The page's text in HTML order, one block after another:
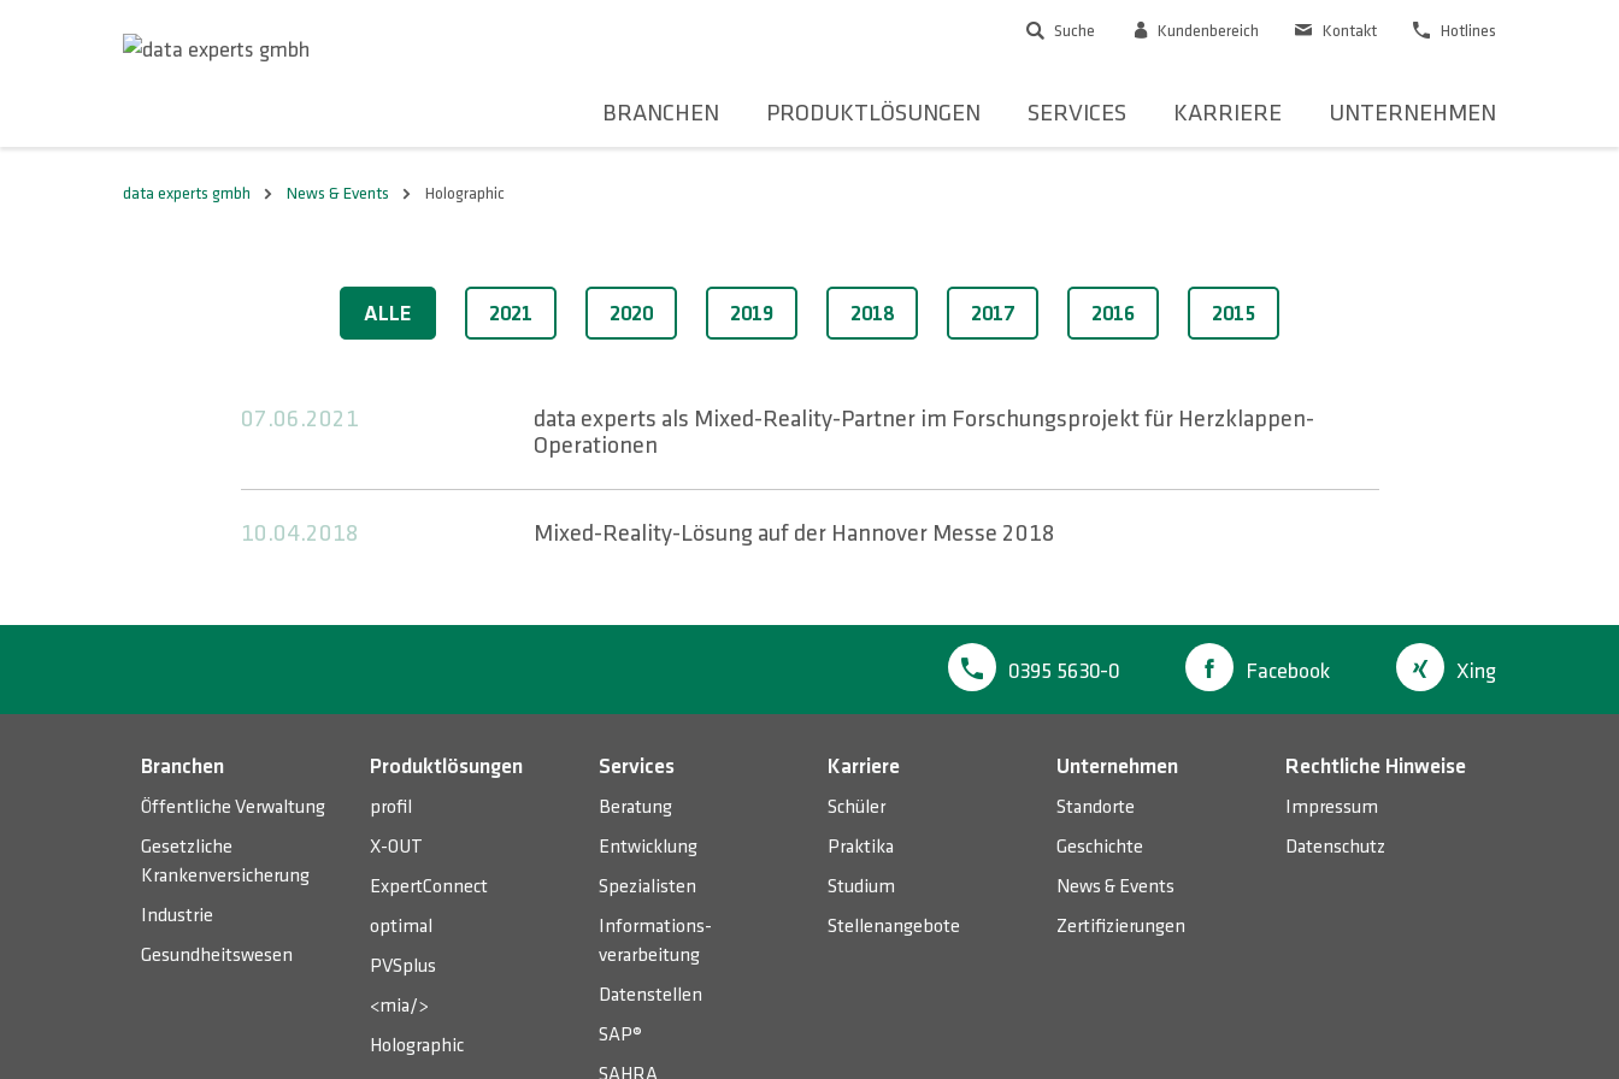
BRANCHEN PRODUKTLÖSUNGEN SERVICES KARRIERE UNTERNEHMEN
Kundenbereich Kontakt Hotlines
Suche
data experts gmbh News & Events Holographic
ALLE 2021 2020 2019 2018 2017 2016 2015
07.06.2021
data experts als Mixed-Reality-Partner im Forschungsprojekt für Herzklappen-
Operationen
10.04.2018 Mixed-Reality-Lösung auf der Hannover Messe 2018
0395 5630-0 Facebook Xing
Branchen
Öffentliche Verwaltung
Gesetzliche
Krankenversicherung
Industrie
Gesundheitswesen
Produktlösungen
profil
X-OUT
ExpertConnect
optimal
PVSplus
<mia/>
Holographic
Services
Beratung
Entwicklung
Spezialisten
Informations­
verarbeitung
Datenstellen
SAP®
SAHRA
Karriere
Schüler
Praktika
Studium
Stellenangebote
Unternehmen
Standorte
Geschichte
News & Events
Zertifizierungen
Rechtliche Hinweise
Impressum
Datenschutz